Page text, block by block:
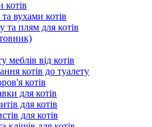
котів
вухами котів
та плям для котів
меблів від котів
котів до туалету
котів
для котів
для котів
для котів